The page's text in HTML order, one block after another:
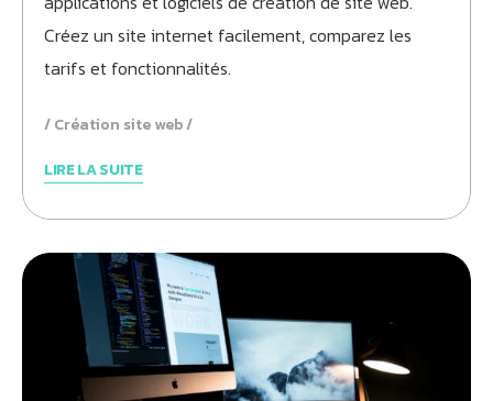
Créez un site internet facilement, comparez les
tarifs et fonctionnalités.
Création site web
LIRE LA SUITE